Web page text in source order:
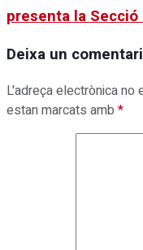
presenta la
Deixa un comentari
L'adreça electrònica no
estan marcats amb *